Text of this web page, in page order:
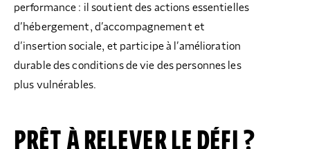
performance : il soutient des actions essentielles
d’hébergement, d’accompagnement et
d’insertion sociale, et participe à l’amélioration
durable des conditions de vie des personnes les
plus vulnérables.
PRÊT À RELEVER LE DÉFI ?